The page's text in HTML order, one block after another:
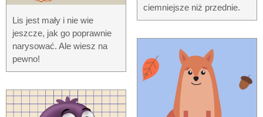
Lis jest mały i nie wie
jeszcze, jak go poprawnie
narysować. Ale wiesz na
pewno!
ciemniejsze niż przednie.